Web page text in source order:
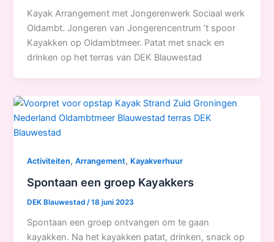
Kayak Arrangement met Jongerenwerk Sociaal werk
Oldambt. Jongeren van Jongerencentrum ’t spoor
Kayakken op Oldambtmeer. Patat met snack en
drinken op het terras van DEK Blauwestad
Activiteiten,Arrangement, Kayakverhuur
Spontaan een groep Kayakkers
DEK Blauwestad /18 juni 2023
Spontaan een groep ontvangen om te gaan
kayakken. Na het kayakken patat, drinken, snack op